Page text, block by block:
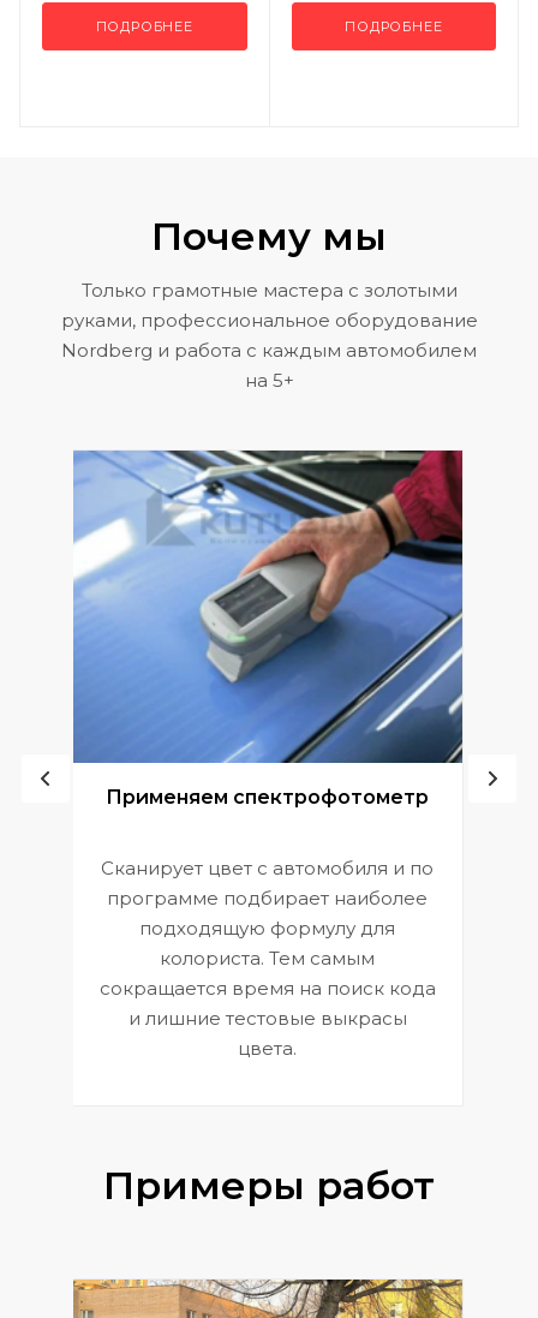
ПОДРОБНЕЕ ПОДРОБНЕЕ
Почему мы
Только грамотные мастера с золотыми
руками, профессиональное оборудование
Nordberg и работа с каждым автомобилем
на 5+
Применяем спектрофотометр
Сканирует цвет с автомобиля и по
программе подбирает наиболее
подходящую формулу для
колориста. Тем самым
сокращается время на поиск кода
и лишние тестовые выкрасы
цвета.
Примеры работ